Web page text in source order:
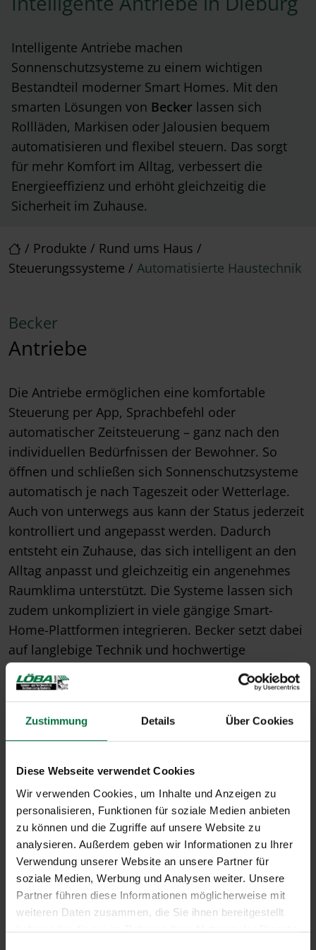
Zustimmung Details Über Cookies
Diese Webseite verwendet Cookies
Wir verwenden Cookies, um Inhalte und Anzeigen zu
personalisieren, Funktionen für soziale Medien anbieten
zu können und die Zugriffe auf unsere Website zu
analysieren. Außerdem geben wir Informationen zu Ihrer
Verwendung unserer Website an unsere Partner für
soziale Medien, Werbung und Analysen weiter. Unsere
Partner führen diese Informationen möglicherweise mit
weiteren Daten zusammen, die Sie ihnen bereitgestellt
haben oder die sie im Rahmen Ihrer Nutzung der Dienste
/ Produkte / Rund ums Haus /
Steuerungssysteme / Automatisierte Haustechnik
Intelligente Antriebe machen
Sonnenschutzsysteme zu einem wichtigen
Bestandteil moderner Smart Homes. Mit den
smarten Lösungen von Becker lassen sich
Rollläden, Markisen oder Jalousien bequem
automatisieren und flexibel steuern. Das sorgt
für mehr Komfort im Alltag, verbessert die
Energieeffizienz und erhöht gleichzeitig die
Sicherheit im Zuhause.
Becker
Antriebe
Die Antriebe ermöglichen eine komfortable
Steuerung per App, Sprachbefehl oder
automatischer Zeitsteuerung – ganz nach den
individuellen Bedürfnissen der Bewohner. So
öffnen und schließen sich Sonnenschutzsysteme
automatisch je nach Tageszeit oder Wetterlage.
Auch von unterwegs aus kann der Status jederzeit
kontrolliert und angepasst werden. Dadurch
entsteht ein Zuhause, das sich intelligent an den
Alltag anpasst und gleichzeitig ein angenehmes
Raumklima unterstützt. Die Systeme lassen sich
zudem unkompliziert in viele gängige Smart-
Home-Plattformen integrieren. Becker setzt dabei
auf langlebige Technik und hochwertige
Verarbeitung „Made in Germany“. Das Ergebnis
sind zuverlässige Lösungen, die Komfort,
miteinander verbinden.
Vorteile unserer Antriebe